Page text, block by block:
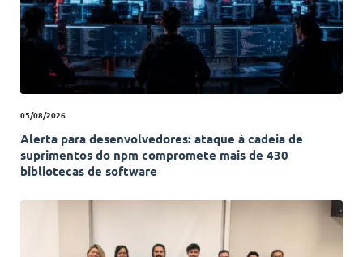
05/08/2026
Alerta para desenvolvedores: ataque à cadeia de
suprimentos do npm compromete mais de 430
bibliotecas de software